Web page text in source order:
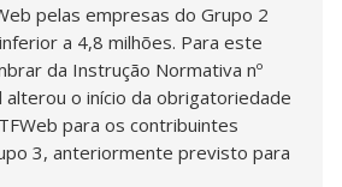
pelas empresas do Grupo 2
a 4,8 milhões. Para este
da Instrução Normativa nº
o início da obrigatoriedade
para os contribuintes
3, anteriormente previsto para